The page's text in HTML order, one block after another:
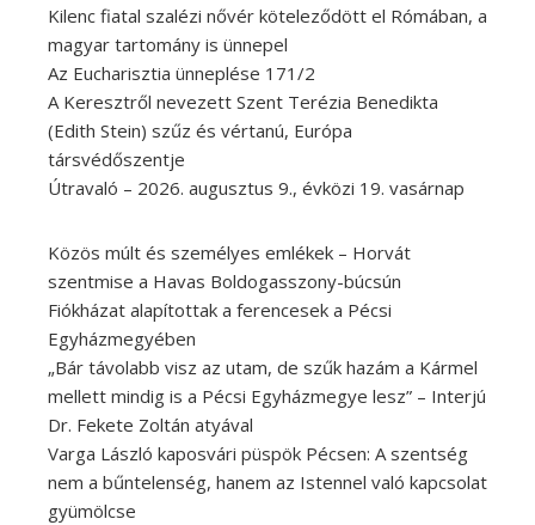
Kilenc fiatal szalézi nővér köteleződött el Rómában, a
magyar tartomány is ünnepel
Az Eucharisztia ünneplése 171/2
A Keresztről nevezett Szent Terézia Benedikta
(Edith Stein) szűz és vértanú, Európa
társvédőszentje
Útravaló – 2026. augusztus 9., évközi 19. vasárnap
Közös múlt és személyes emlékek – Horvát
szentmise a Havas Boldogasszony-búcsún
Fiókházat alapítottak a ferencesek a Pécsi
Egyházmegyében
„Bár távolabb visz az utam, de szűk hazám a Kármel
mellett mindig is a Pécsi Egyházmegye lesz” – Interjú
Dr. Fekete Zoltán atyával
Varga László kaposvári püspök Pécsen: A szentség
nem a bűntelenség, hanem az Istennel való kapcsolat
gyümölcse